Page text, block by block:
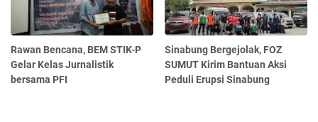
Rawan Bencana, BEM STIK-P
Gelar Kelas Jurnalistik
bersama PFI
Sinabung Bergejolak, FOZ
SUMUT Kirim Bantuan Aksi
Peduli Erupsi Sinabung